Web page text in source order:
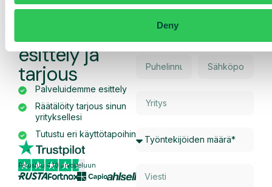
Deny
Pyydä
räätälöity
esittely ja
tarjous
Palveluidemme esittely
Räätälöity tarjous sinun
yrityksellesi
Tutustu eri käyttötapoihin
Perustuu 430 arvosteluun